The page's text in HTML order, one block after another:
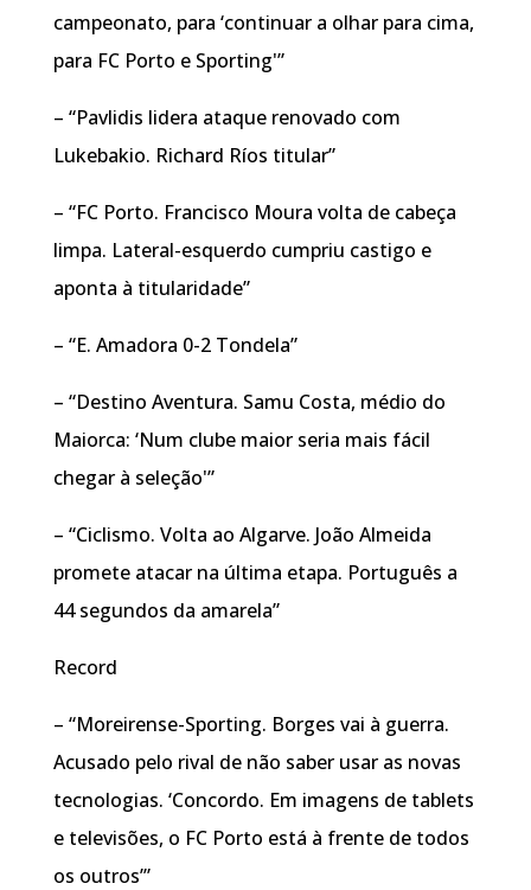
campeonato, para ‘continuar a olhar para cima,
para FC Porto e Sporting'”
– “Pavlidis lidera ataque renovado com
Lukebakio. Richard Ríos titular”
– “FC Porto. Francisco Moura volta de cabeça
limpa. Lateral-esquerdo cumpriu castigo e
aponta à titularidade”
– “E. Amadora 0-2 Tondela”
– “Destino Aventura. Samu Costa, médio do
Maiorca: ‘Num clube maior seria mais fácil
chegar à seleção'”
– “Ciclismo. Volta ao Algarve. João Almeida
promete atacar na última etapa. Português a
44 segundos da amarela”
Record
– “Moreirense-Sporting. Borges vai à guerra.
Acusado pelo rival de não saber usar as novas
tecnologias. ‘Concordo. Em imagens de tablets
e televisões, o FC Porto está à frente de todos
os outros’”